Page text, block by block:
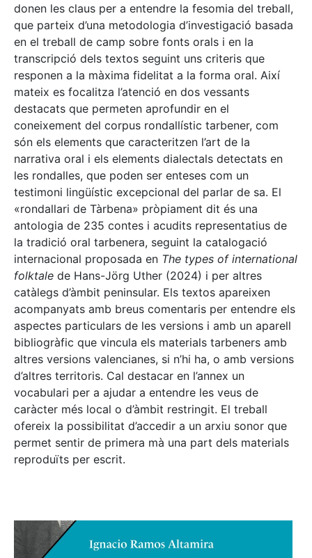
donen les claus per a entendre la fesomia del treball,
que parteix d’una metodologia d’investigació basada
en el treball de camp sobre fonts orals i en la
transcripció dels textos seguint uns criteris que
responen a la màxima fidelitat a la forma oral. Així
mateix es focalitza l’atenció en dos vessants
destacats que permeten aprofundir en el
coneixement del corpus rondallístic tarbener, com
són els elements que caracteritzen l’art de la
narrativa oral i els elements dialectals detectats en
les rondalles, que poden ser enteses com un
testimoni lingüístic excepcional del parlar de sa. El
«rondallari de Tàrbena» pròpiament dit és una
antologia de 235 contes i acudits representatius de
la tradició oral tarbenera, seguint la catalogació
internacional proposada en The types of international
folktale de Hans-Jörg Uther (2024) i per altres
catàlegs d’àmbit peninsular. Els textos apareixen
acompanyats amb breus comentaris per entendre els
aspectes particulars de les versions i amb un aparell
bibliogràfic que vincula els materials tarbeners amb
altres versions valencianes, si n’hi ha, o amb versions
d’altres territoris. Cal destacar en l’annex un
vocabulari per a ajudar a entendre les veus de
caràcter més local o d’àmbit restringit. El treball
ofereix la possibilitat d’accedir a un arxiu sonor que
permet sentir de primera mà una part dels materials
reproduïts per escrit.